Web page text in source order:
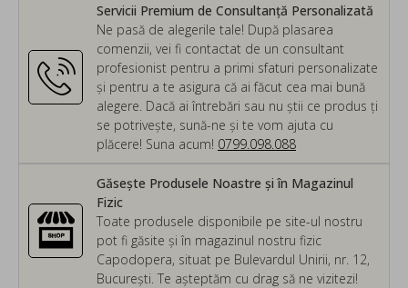
Servicii Premium de Consultanță Personalizată
Ne pasă de alegerile tale! După plasarea
comenzii, vei fi contactat de un consultant
profesionist pentru a primi sfaturi personalizate
și pentru a te asigura că ai făcut cea mai bună
alegere. Dacă ai întrebări sau nu știi ce produs ți
se potrivește, sună-ne și te vom ajuta cu
plăcere! Suna acum! 0799.098.088
Găsește Produsele Noastre și în Magazinul
Fizic
Toate produsele disponibile pe site-ul nostru
pot fi găsite și în magazinul nostru fizic
Capodopera, situat pe Bulevardul Unirii, nr. 12,
București. Te așteptăm cu drag să ne vizitezi!